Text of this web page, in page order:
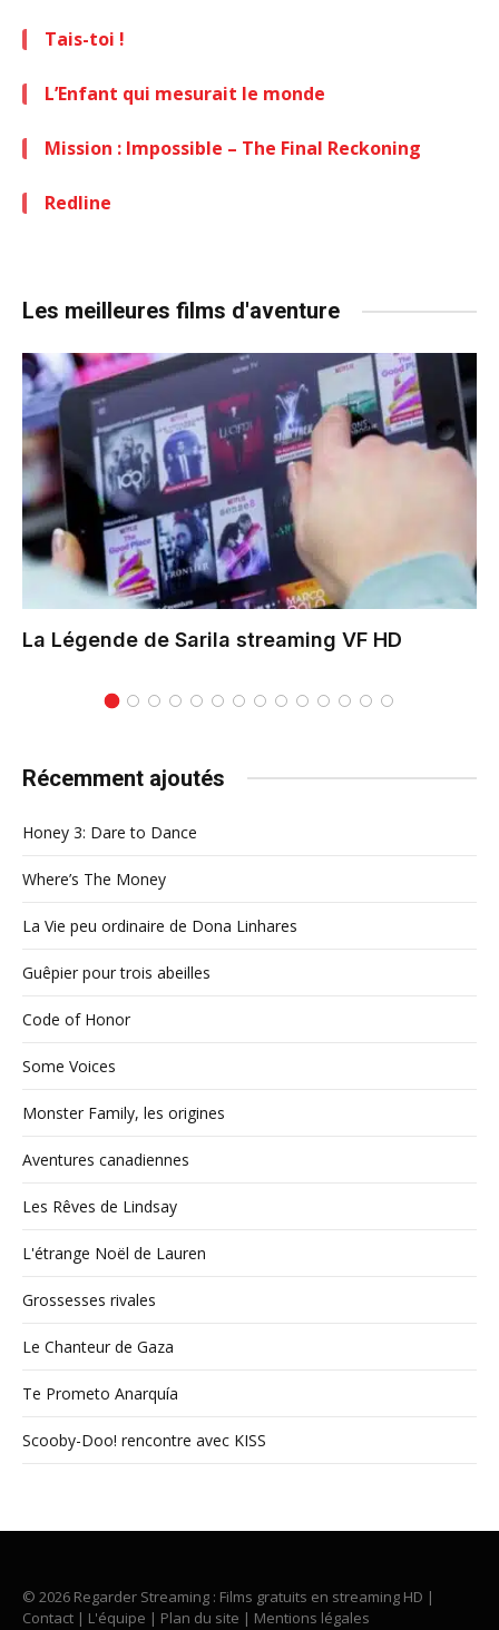
Tais-toi !
L’Enfant qui mesurait le monde
Mission : Impossible – The Final Reckoning
Redline
Les meilleures films d'aventure
La Légende de Sarila streaming VF HD
Récemment ajoutés
Honey 3: Dare to Dance
Where’s The Money
La Vie peu ordinaire de Dona Linhares
Guêpier pour trois abeilles
Code of Honor
Some Voices
Monster Family, les origines
Aventures canadiennes
Les Rêves de Lindsay
L'étrange Noël de Lauren
Grossesses rivales
Le Chanteur de Gaza
Te Prometo Anarquía
Scooby-Doo! rencontre avec KISS
© 2026 Regarder Streaming : Films gratuits en streaming HD |
Contact | L'équipe | Plan du site | Mentions légales